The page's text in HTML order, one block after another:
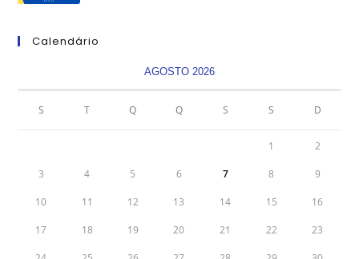
Calendário
AGOSTO 2026
S T Q Q S S D
1 2
3 4 5 6 7 8 9
10 11 12 13 14 15 16
17 18 19 20 21 22 23